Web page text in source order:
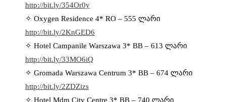
http://bit.ly/354Or0y
✧ Oxygen Residence 4* RO – 555 ლარი
http://bit.ly/2KnGED6
✧ Hotel Campanile Warszawa 3* BB – 613 ლარი
http://bit.ly/33MO6iQ
✧ Gromada Warszawa Centrum 3* BB – 674 ლარი
http://bit.ly/2ZDZizs
✧ Hotel Mdm City Centre 3* BB – 740 ლარი